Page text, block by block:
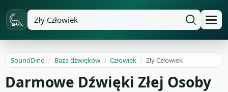
SoundDino / Baza dźwięków / Człowiek / Zły Człowiek
Darmowe Dźwięki Złej Osoby